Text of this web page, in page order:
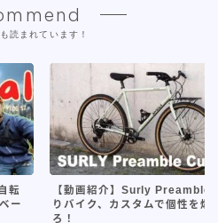
読まれています！
転
ー
【動画紹介】Surly Preamble
りバイク、カスタムで個性を爆
ろ！